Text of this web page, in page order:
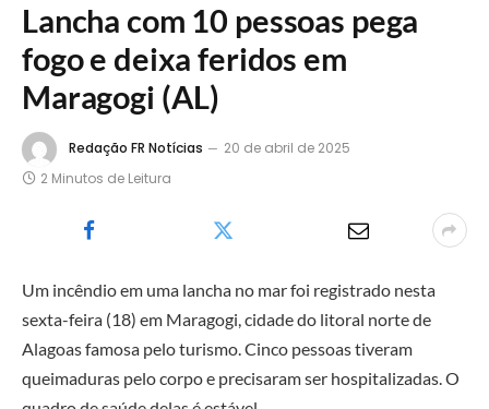
Lancha com 10 pessoas pega
fogo e deixa feridos em
Maragogi (AL)
Redação FR Notícias
20 de abril de 2025
2 Minutos de Leitura
Um incêndio em uma lancha no mar foi registrado nesta
sexta-feira (18) em Maragogi, cidade do litoral norte de
Alagoas famosa pelo turismo. Cinco pessoas tiveram
queimaduras pelo corpo e precisaram ser hospitalizadas. O